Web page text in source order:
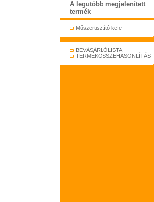
A legutóbb megjelenített
termék
Műszertisztító kefe
BEVÁSÁRLÓLISTA
TERMÉKÖSSZEHASONLÍTÁS